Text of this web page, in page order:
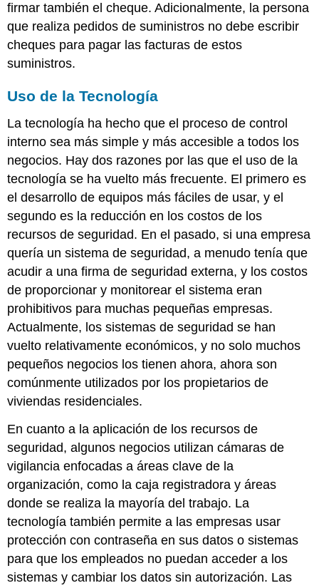
firmar también el cheque. Adicionalmente, la persona
que realiza pedidos de suministros no debe escribir
cheques para pagar las facturas de estos
suministros.
Uso de la Tecnología
La tecnología ha hecho que el proceso de control
interno sea más simple y más accesible a todos los
negocios. Hay dos razones por las que el uso de la
tecnología se ha vuelto más frecuente. El primero es
el desarrollo de equipos más fáciles de usar, y el
segundo es la reducción en los costos de los
recursos de seguridad. En el pasado, si una empresa
quería un sistema de seguridad, a menudo tenía que
acudir a una firma de seguridad externa, y los costos
de proporcionar y monitorear el sistema eran
prohibitivos para muchas pequeñas empresas.
Actualmente, los sistemas de seguridad se han
vuelto relativamente económicos, y no solo muchos
pequeños negocios los tienen ahora, ahora son
comúnmente utilizados por los propietarios de
viviendas residenciales.
En cuanto a la aplicación de los recursos de
seguridad, algunos negocios utilizan cámaras de
vigilancia enfocadas a áreas clave de la
organización, como la caja registradora y áreas
donde se realiza la mayoría del trabajo. La
tecnología también permite a las empresas usar
protección con contraseña en sus datos o sistemas
para que los empleados no puedan acceder a los
sistemas y cambiar los datos sin autorización. Las